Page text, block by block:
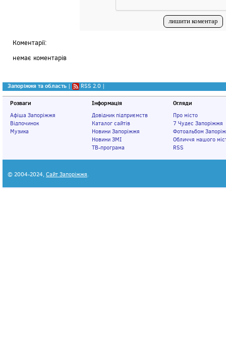
Коментарії:
немає коментарів
Запоріжжя та область | RSS 2.0 |
Розваги
Афіша Запоріжжя
Відпочинок
Музика
Інформація
Довідник підприємств
Каталог сайтів
Новини Запоріжжя
Новини ЗМІ
ТВ-програма
Огляди
Про місто
7 Чудес Запоріжжя
Фотоальбом
Обличчя нашого
RSS
© 2004-2024, Сайт Запоріжжя.